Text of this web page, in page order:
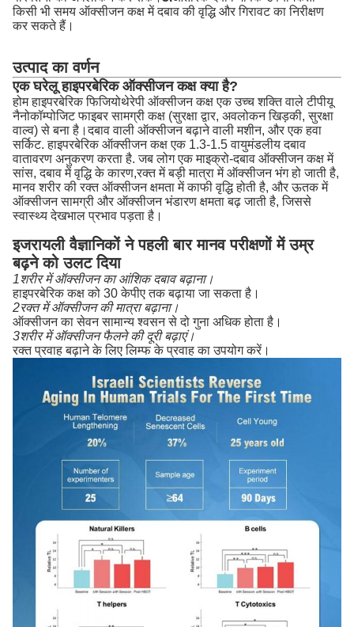
किसी भी समय ऑक्सीजन कक्ष में दबाव की वृद्धि और गिरावट का निरीक्षण
कर सकते हैं।
उत्पाद का वर्णन
एक घरेलू हाइपरबेरिक ऑक्सीजन कक्ष क्या है?
होम हाइपरबेरिक फिजियोथेरेपी ऑक्सीजन कक्ष एक उच्च शक्ति वाले टीपीयू
नैनोकॉम्पोजिट फाइबर सामग्री कक्ष (सुरक्षा द्वार, अवलोकन खिड़की, सुरक्षा
वाल्व) से बना है।दबाव वाली ऑक्सीजन बढ़ाने वाली मशीन, और एक हवा
सर्किट. हाइपरबेरिक ऑक्सीजन कक्ष एक 1.3-1.5 वायुमंडलीय दबाव
वातावरण अनुकरण करता है. जब लोग एक माइक्रो-दबाव ऑक्सीजन कक्ष में
सांस, दबाव में वृद्धि के कारण,रक्त में बड़ी मात्रा में ऑक्सीजन भंग हो जाती है,
मानव शरीर की रक्त ऑक्सीजन क्षमता में काफी वृद्धि होती है, और ऊतक में
ऑक्सीजन सामग्री और ऑक्सीजन भंडारण क्षमता बढ़ जाती है, जिससे
स्वास्थ्य देखभाल प्रभाव पड़ता है।
इजरायली वैज्ञानिकों ने पहली बार मानव परीक्षणों में उम्र
बढ़ने को उलट दिया
1शरीर में ऑक्सीजन का आंशिक दबाव बढ़ाना।
हाइपरबेरिक कक्ष को 30 केपीए तक बढ़ाया जा सकता है।
2रक्त में ऑक्सीजन की मात्रा बढ़ाना।
ऑक्सीजन का सेवन सामान्य श्वसन से दो गुना अधिक होता है।
3शरीर में ऑक्सीजन फैलने की दूरी बढ़ाएं।
रक्त प्रवाह बढ़ाने के लिए लिम्फ के प्रवाह का उपयोग करें।